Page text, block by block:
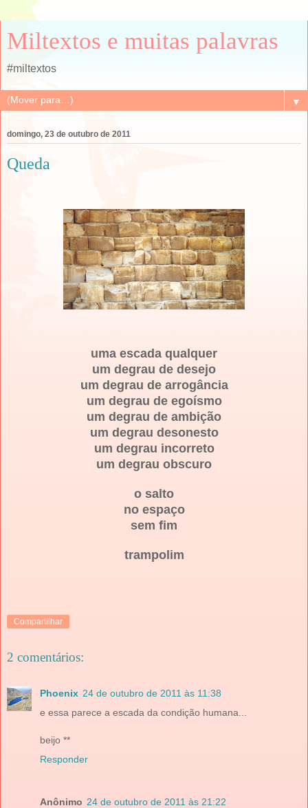
Miltextos e muitas palavras
#miltextos
▼
domingo, 23 de outubro de 2011
Queda
uma escada qualquer
um degrau de desejo
um degrau de arrogância
um degrau de egoísmo
um degrau de ambição
um degrau desonesto
um degrau incorreto
um degrau obscuro
o salto
no espaço
sem fim
trampolim
Compartilhar
2 comentários:
Phoenix 24 de outubro de 2011 às 11:38
e essa parece a escada da condição humana...
beijo **
Responder
Anônimo 24 de outubro de 2011 às 21:22